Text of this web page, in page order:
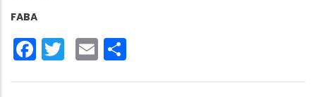
FABA
Facebook
Twitter
Email